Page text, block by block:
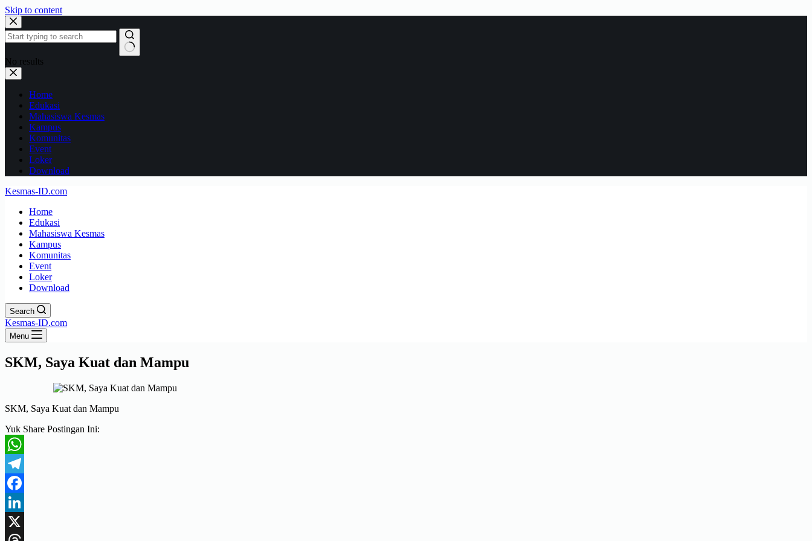
Skip to content
No results
Home
Edukasi
Mahasiswa Kesmas
Kampus
Komunitas
Event
Loker
Download
Kesmas-ID.com
Home
Edukasi
Mahasiswa Kesmas
Kampus
Komunitas
Event
Loker
Download
Search
Kesmas-ID.com
Menu
SKM, Saya Kuat dan Mampu
SKM, Saya Kuat dan Mampu
Yuk Share Postingan Ini:
WhatsApp
Telegram
Facebook
LinkedIn